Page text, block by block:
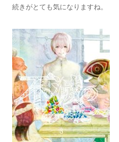
続きがとても気になりますね。